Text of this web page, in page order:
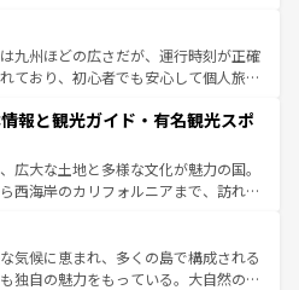
とそれぞれで全く異なる文化を体験で
う。 なお、新着のフランス情報はコンテンツ一覧
体験してほしい。 なお、新着の
ンツ一覧を参照してほしい。
力がある。また、優雅なアフタヌーン
にはたまらない英国パブ、サッカー観
こそできる体験も豊富。イギリスを旅
ほしい。
九州ほどの広さだが、運行時刻が正確
ており、初心者でも安心して個人旅行
る町や、スイスならではのユニークな
プス観光だけでなく町歩きも満喫する
の所得が高いため物価も高いが、旅行
供のサービスもあり、うまく活用すれ
報と観光ガイド・有名観光スポ
広大な土地と多様な文化が魅力の国。
西海岸のカリフォルニアまで、訪れる
、観光、ショッピング、エンターテイ
刺激的なスポットだ。一方、アメリカ
がり、グランドキャニオンやイエロー
気候に恵まれ、多くの島で構成される
独自の魅力をもっている。大自然の神